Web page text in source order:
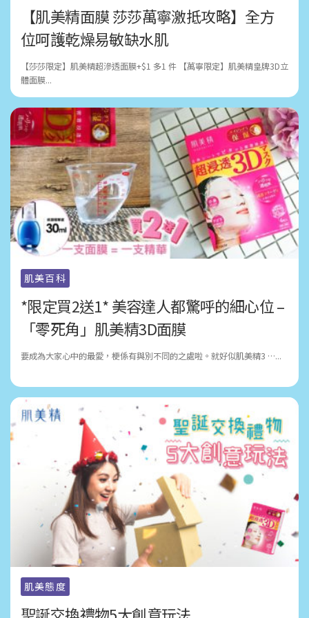
【肌美精面膜 莎莎萬寧激抵攻略】全方
位呵護乾燥易敏缺水肌
【莎莎限定】肌美精超滲透面膜+$1 多1 件 【萬寧限定】肌美精皇牌3D立
體面膜...
肌美百科
*限定買2送1* 美容達人都驚呼的細心位 –
「零死角」肌美精3D面膜
要成為大家心中的最愛，梗係有與別不同的之處啦。就好似肌美精3 …...
肌美態度
聖誕交換禮物5大創意玩法